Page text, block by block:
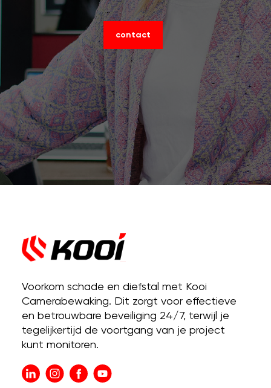
contact
Voorkom schade en diefstal met Kooi
Camerabewaking. Dit zorgt voor effectieve
en betrouwbare beveiliging 24/7, terwijl je
tegelijkertijd de voortgang van je project
kunt monitoren.